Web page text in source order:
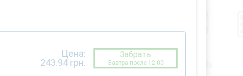
Цена:
243.94 грн.
Забрать
Завтра после 12:00